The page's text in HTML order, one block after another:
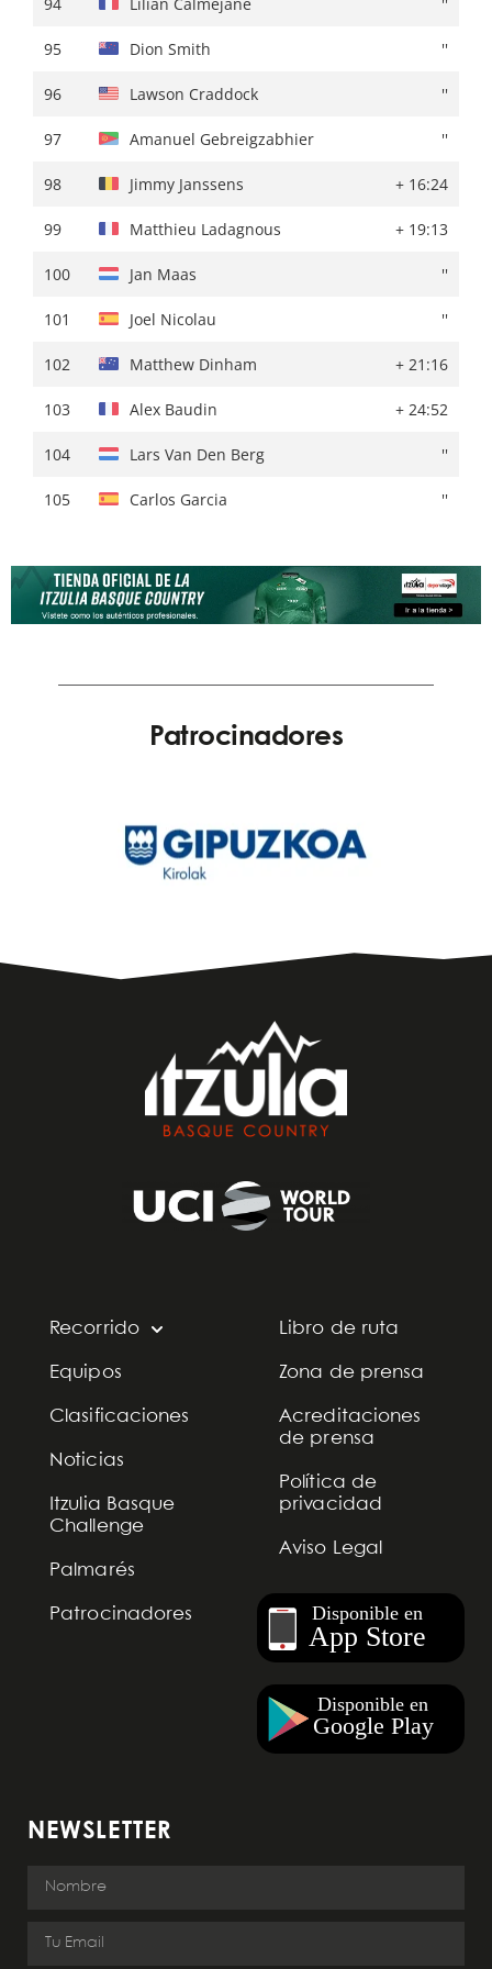
95 Dion Smith ''
96 Lawson Craddock ''
97 Amanuel Gebreigzabhier ''
98 Jimmy Janssens + 16:24
99 Matthieu Ladagnous + 19:13
100 Jan Maas ''
101 Joel Nicolau ''
102 Matthew Dinham + 21:16
103 Alex Baudin + 24:52
104 Lars Van Den Berg ''
105 Carlos Garcia ''
95 Ibon Ruiz + 01:15:23
96 Jordi Lopez Caravaca + 01:15:36
97 Matthieu Ladagnous + 01:18:31
98 Domen Novak + 01:19:09
99 Jon Barrenetxea + 01:21:50
100 Romain Combaud + 01:25:32
101 Jimmy Janssens + 01:26:07
102 Joel Nicolau + 01:29:48
Patrocinadores
Recorrido
Equipos
Clasificaciones
Noticias
Itzulia Basque
Challenge
Palmarés
Patrocinadores
Libro de ruta
Zona de prensa
Acreditaciones
de prensa
Política de
privacidad
Aviso Legal
NEWSLETTER